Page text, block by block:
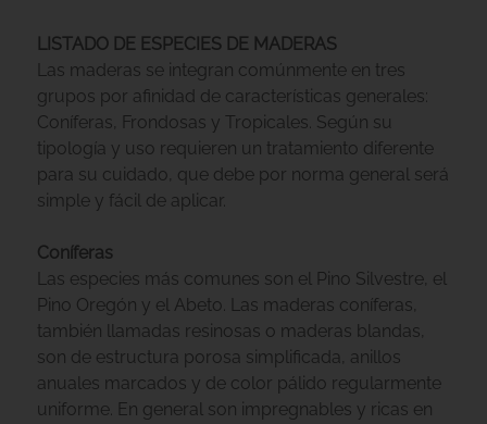
LISTADO DE ESPECIES DE MADERAS
Las maderas se integran comúnmente en tres
grupos por afinidad de características generales:
Coníferas, Frondosas y Tropicales. Según su
tipología y uso requieren un tratamiento diferente
para su cuidado, que debe por norma general será
simple y fácil de aplicar.
Coníferas
Las especies más comunes son el Pino Silvestre, el
Pino Oregón y el Abeto. Las maderas coníferas,
también llamadas resinosas o maderas blandas,
son de estructura porosa simplificada, anillos
anuales marcados y de color pálido regularmente
uniforme. En general son impregnables y ricas en